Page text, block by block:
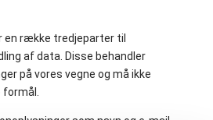
en række tredjeparter til
af data. Disse behandler
på vores vegne og må ikke